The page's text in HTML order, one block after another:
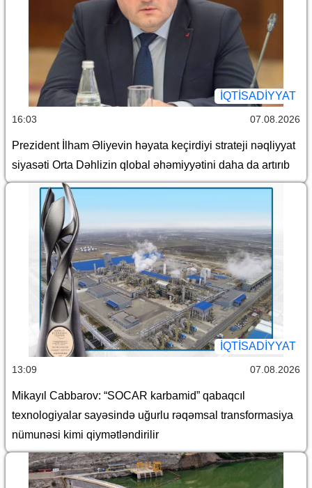
İQTİSADİYYAT
16:03 07.08.2026
Prezident İlham Əliyevin həyata keçirdiyi strateji nəqliyyat
siyasəti Orta Dəhlizin qlobal əhəmiyyətini daha da artırıb
İQTİSADİYYAT
13:09 07.08.2026
Mikayıl Cabbarov: “SOCAR karbamid” qabaqcıl
texnologiyalar sayəsində uğurlu rəqəmsal transformasiya
nümunəsi kimi qiymətləndirilir